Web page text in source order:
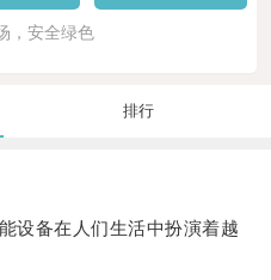
，安全绿色
排行
备在人们生活中扮演着越